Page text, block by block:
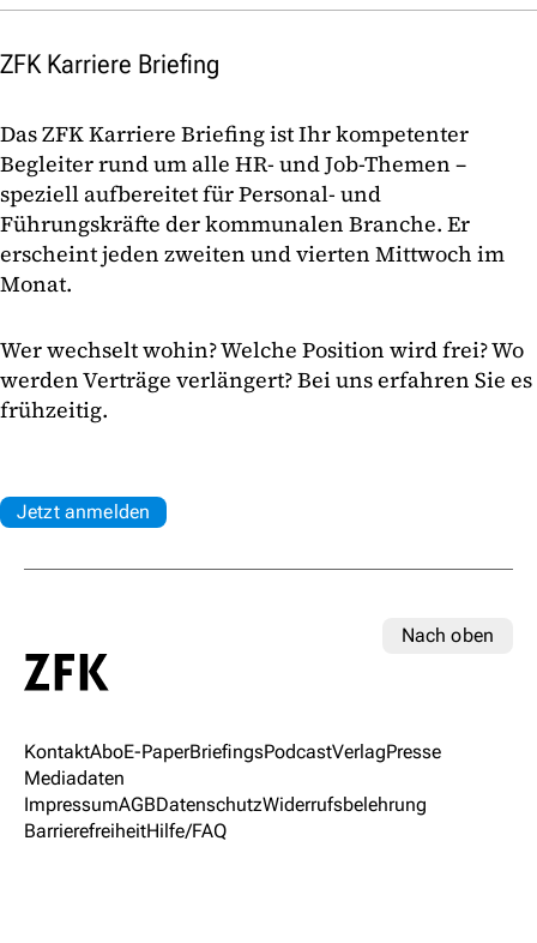
ZFK Karriere Briefing
Das ZFK Karriere Briefing ist Ihr kompetenter
Begleiter rund um alle HR- und Job-Themen –
speziell aufbereitet für Personal- und
Führungskräfte der kommunalen Branche. Er
erscheint jeden zweiten und vierten Mittwoch im
Monat.
Wer wechselt wohin? Welche Position wird frei? Wo
werden Verträge verlängert? Bei uns erfahren Sie es
frühzeitig.
Jetzt anmelden
Nach oben
KontaktAboE-PaperBriefingsPodcastVerlagPresse
Mediadaten
ImpressumAGBDatenschutzWiderrufsbelehrung
BarrierefreiheitHilfe/FAQ